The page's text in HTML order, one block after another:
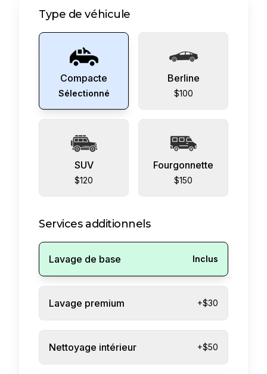
Type de véhicule
Compacte
Sélectionné
Berline
$100
SUV
$120
Fourgonnette
$150
Services additionnels
Lavage de base Inclus
Lavage premium +$30
Nettoyage intérieur +$50